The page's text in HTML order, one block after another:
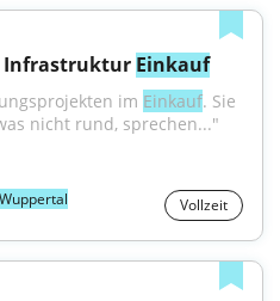
Infrastruktur Einkauf
im Einkauf. Sie
nicht rund, sprechen..."
Wuppertal Vollzeit